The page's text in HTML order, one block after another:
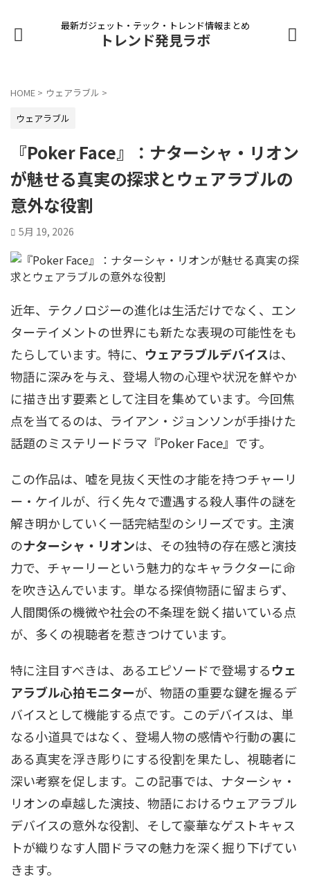
最新ガジェット・テック・トレンド情報まとめ
トレンド発見ラボ
HOME > ウェアラブル >
ウェアラブル
『Poker Face』：ナターシャ・リオン
が魅せる真実の探求とウェアラブルの
意外な役割
5月 19, 2026
近年、テクノロジーの進化は生活だけでなく、エン
ターテイメントの世界にも新たな表現の可能性をも
たらしています。特に、 ウェアラブルデバイスは、
物語に深みを与え、登場人物の心理や状況を鮮やか
に描き出す要素として注目を集めています。今回焦
点を当てるのは、ライアン・ジョンソンが手掛けた
話題のミステリードラマ『Poker Face』です。
この作品は、嘘を見抜く天性の才能を持つチャーリ
ー・ケイルが、行く先々で遭遇する殺人事件の謎を
解き明かしていく一話完結型のシリーズです。主演
のナターシャ・リオンは、その独特の存在感と演技
力で、チャーリーという魅力的なキャラクターに命
を吹き込んでいます。単なる探偵物語に留まらず、
人間関係の機微や社会の不条理を鋭く描いている点
が、多くの視聴者を惹きつけています。
特に注目すべきは、あるエピソードで登場するウェ
アラブル心拍モニターが、物語の重要な鍵を握るデ
バイスとして機能する点です。このデバイスは、単
なる小道具ではなく、登場人物の感情や行動の裏に
ある真実を浮き彫りにする役割を果たし、視聴者に
深い考察を促します。この記事では、ナターシャ・
リオンの卓越した演技、物語におけるウェアラブル
デバイスの意外な役割、そして豪華なゲストキャス
トが織りなす人間ドラマの魅力を深く掘り下げてい
きます。